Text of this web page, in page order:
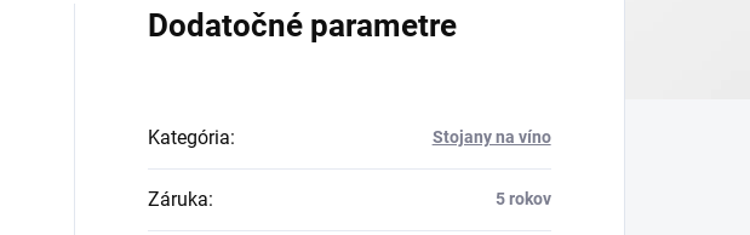
Dodatočné parametre
Kategória: Stojany na víno
Záruka: 5 rokov